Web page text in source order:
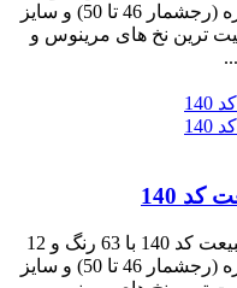
رنگ ابریشم به ابعاد 322 رج در 500 گره (رجشمار 46 تا 50) و سایز
کیفیت ترین نخ های مرینوس و
140
نخ و نقشه تابلوفرش دستباف طرح طبیعت کد 140 با 63 رنگ و 12
رنگ ابریشم به ابعاد 300 رج در 600 گره (رجشمار 46 تا 50) و سایز